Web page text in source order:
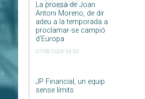
La proesa de Joan
Antoni Moreno, de dir
adeu a la temporada a
proclamar-se campió
d’Europa
07/08/2026 04:50
JP Financial, un equip
sense límits